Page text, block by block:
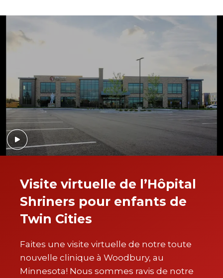
Visite virtuelle de l’Hôpital
Shriners pour enfants de
Twin Cities
Faites une visite virtuelle de notre toute
nouvelle clinique à Woodbury, au
Minnesota! Nous sommes ravis de notre